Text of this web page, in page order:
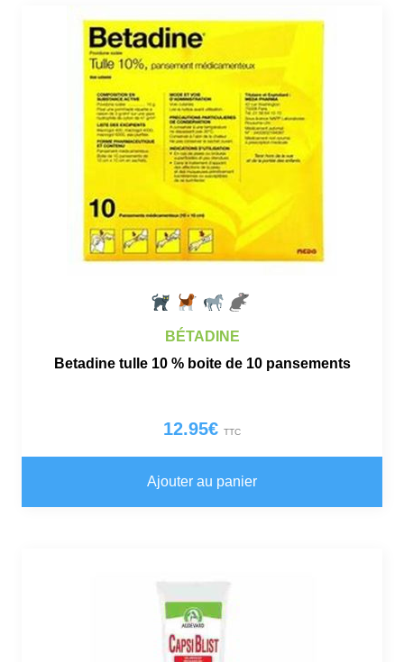
BÉTADINE
Betadine tulle 10 % boite de 10 pansements
12.95€ TTC
Ajouter au panier